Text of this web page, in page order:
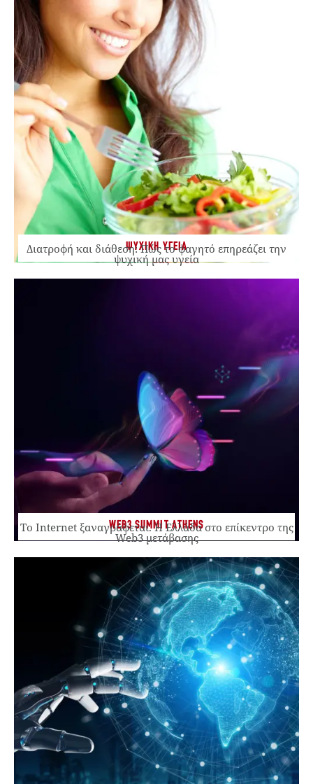
ΨΥΧΙΚΗ ΥΓΕΙΑ
Διατροφή και διάθεση: Πώς το φαγητό επηρεάζει την
ψυχική μας υγεία
WEB3 SUMMIT ATHENS
Το Internet ξαναγράφεται. Η Ελλάδα στο επίκεντρο της
Web3 μετάβασης